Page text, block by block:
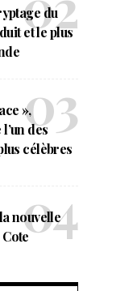
du
et le plus
»,
des
célèbres
nouvelle